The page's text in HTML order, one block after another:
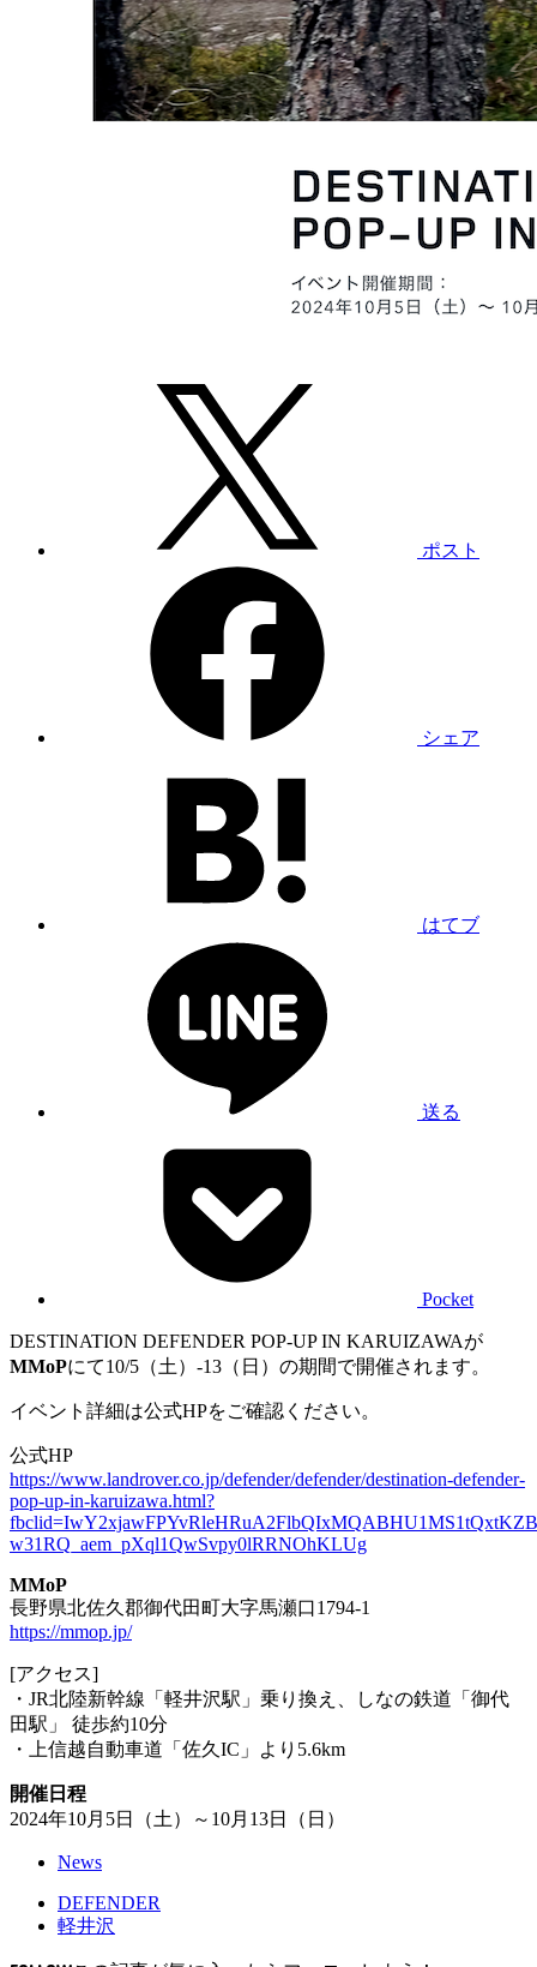
ポスト
シェア
はてブ
送る
Pocket
DESTINATION DEFENDER POP-UP IN KARUIZAWAが
MMoPにて10/5（土）-13（日）の期間で開催されます。
イベント詳細は公式HPをご確認ください。
公式HP
https://www.landrover.co.jp/defender/defender/destination-defender-
pop-up-in-karuizawa.html?
w31RQ_aem_pXql1QwSvpy0lRRNOhKLUg
MMoP
長野県北佐久郡御代田町大字馬瀬口1794-1
https://mmop.jp/
[アクセス]
・JR北陸新幹線「軽井沢駅」乗り換え、しなの鉄道「御代
田駅」 徒歩約10分
・上信越自動車道「佐久IC」より5.6km
開催日程
2024年10月5日（土）～10月13日（日）
News
DEFENDER
軽井沢